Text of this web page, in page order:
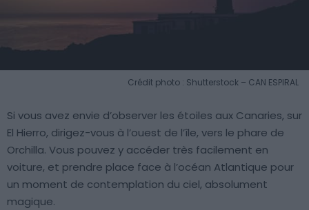
Crédit photo : Shutterstock – CAN ESPIRAL
Si vous avez envie d’observer les étoiles aux Canaries, sur
El Hierro, dirigez-vous à l’ouest de l’île, vers le phare de
Orchilla. Vous pouvez y accéder très facilement en
voiture, et prendre place face à l’océan Atlantique pour
un moment de contemplation du ciel, absolument
magique.